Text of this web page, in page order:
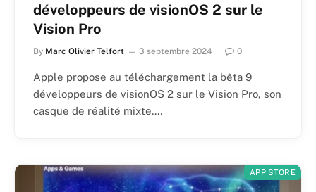
développeurs de visionOS 2 sur le
Vision Pro
By Marc Olivier Telfort 3 septembre 2024 0
Apple propose au téléchargement la bêta 9
développeurs de visionOS 2 sur le Vision Pro, son
casque de réalité mixte.…
APP STORE